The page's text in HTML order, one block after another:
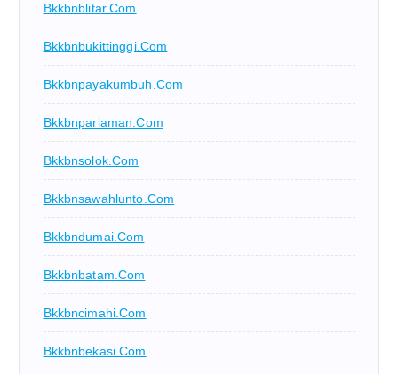
Bkkbnblitar.com
Bkkbnbukittinggi.com
Bkkbnpayakumbuh.com
Bkkbnpariaman.com
Bkkbnsolok.com
Bkkbnsawahlunto.com
Bkkbndumai.com
Bkkbnbatam.com
Bkkbncimahi.com
Bkkbnbekasi.com